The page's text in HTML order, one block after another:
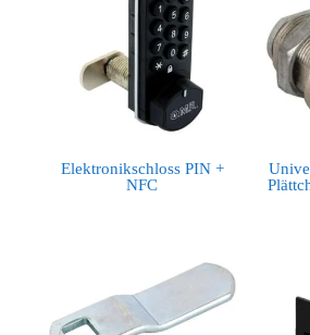
Elektronikschloss PIN +
NFC